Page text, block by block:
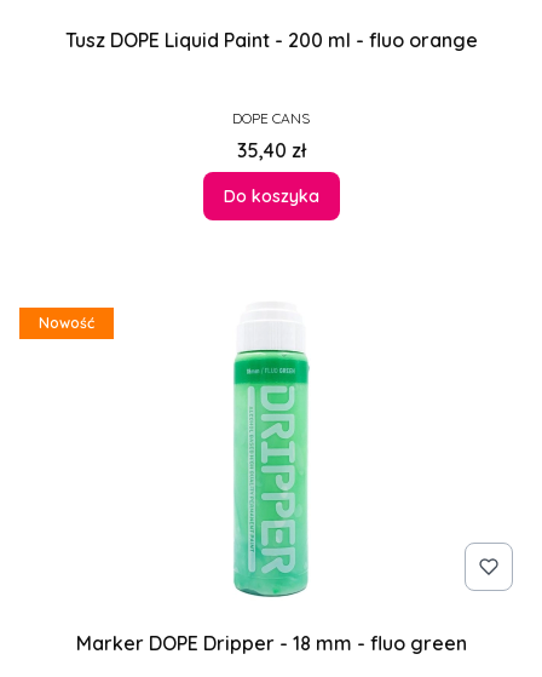
Tusz DOPE Liquid Paint - 200 ml - fluo orange
PRODUCENT
DOPE CANS
Cena
35,40 zł
Do koszyka
Nowość
Marker DOPE Dripper - 18 mm - fluo green